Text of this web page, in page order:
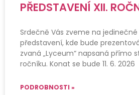
PŘEDSTAVENÍ XII.
Srdečně Vás zveme na
představení, kde bude
zvaná „Lyceum“ napsaná přímo
ročníku. Konat se bude 11. 6. 2026
PODROBNOSTI »